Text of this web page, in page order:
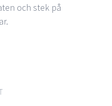
och stek på